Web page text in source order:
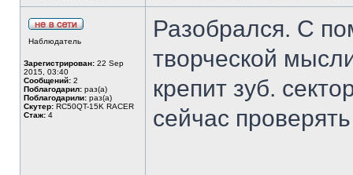
Наблюдатель
Зарегистрирован: 22 Sep
2015, 03:40
Сообщений: 2
Поблагодарил: раз(а)
Поблагодарили: раз(а)
Скутер: RC50QT-15K RACER
Стаж: 4
Разобрался. С
творческой
крепит зуб.
сейчас